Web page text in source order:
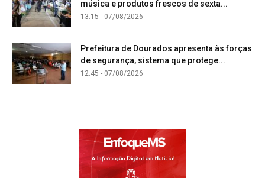
música e produtos frescos de sexta...
13:15 - 07/08/2026
Prefeitura de Dourados apresenta às forças
de segurança, sistema que protege...
12:45 - 07/08/2026